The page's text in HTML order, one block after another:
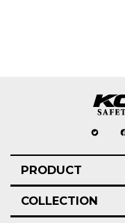
PRODUCT
COLLECTION